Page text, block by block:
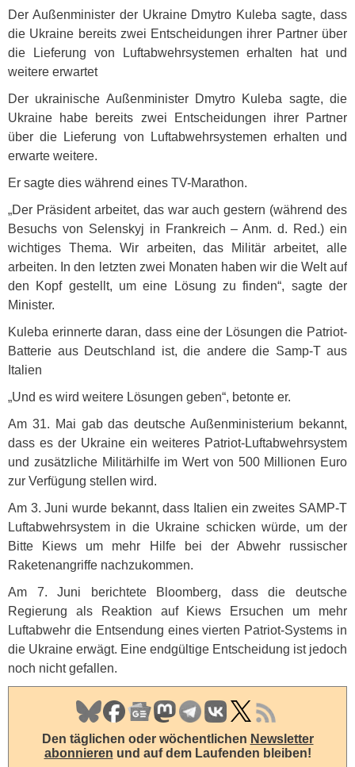
Der Außenminister der Ukraine Dmytro Kuleba sagte, dass
die Ukraine bereits zwei Entscheidungen ihrer Partner über
die Lieferung von Luftabwehrsystemen erhalten hat und
weitere erwartet
Der ukrainische Außenminister Dmytro Kuleba sagte, die
Ukraine habe bereits zwei Entscheidungen ihrer Partner
über die Lieferung von Luftabwehrsystemen erhalten und
erwarte weitere.
Er sagte dies während eines TV-Marathon.
„Der Präsident arbeitet, das war auch gestern (während des
Besuchs von Selenskyj in Frankreich – Anm. d. Red.) ein
wichtiges Thema. Wir arbeiten, das Militär arbeitet, alle
arbeiten. In den letzten zwei Monaten haben wir die Welt auf
den Kopf gestellt, um eine Lösung zu finden“, sagte der
Minister.
Kuleba erinnerte daran, dass eine der Lösungen die Patriot-
Batterie aus Deutschland ist, die andere die Samp-T aus
Italien
„Und es wird weitere Lösungen geben“, betonte er.
Am 31. Mai gab das deutsche Außenministerium bekannt,
dass es der Ukraine ein weiteres Patriot-Luftabwehrsystem
und zusätzliche Militärhilfe im Wert von 500 Millionen Euro
zur Verfügung stellen wird.
Am 3. Juni wurde bekannt, dass Italien ein zweites SAMP-T
Luftabwehrsystem in die Ukraine schicken würde, um der
Bitte Kiews um mehr Hilfe bei der Abwehr russischer
Raketenangriffe nachzukommen.
Am 7. Juni berichtete Bloomberg, dass die deutsche
Regierung als Reaktion auf Kiews Ersuchen um mehr
Luftabwehr die Entsendung eines vierten Patriot-Systems in
die Ukraine erwägt. Eine endgültige Entscheidung ist jedoch
noch nicht gefallen.
Den täglichen oder wöchentlichen Newsletter
abonnieren und auf dem Laufenden bleiben!